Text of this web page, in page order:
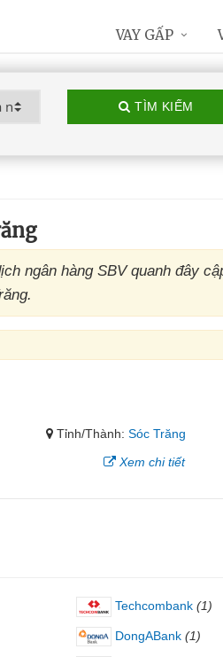
TÌM KIẾM
ngân hàng SBV quanh đây
Tỉnh/Thành:Sóc Trăng
Xem chi tiết
Techcombank (1)
DongABank (1)
VAY GẤP